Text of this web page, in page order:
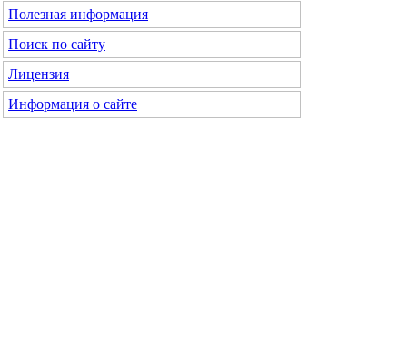
Полезная информация
Поиск по сайту
Лицензия
Информация о сайте